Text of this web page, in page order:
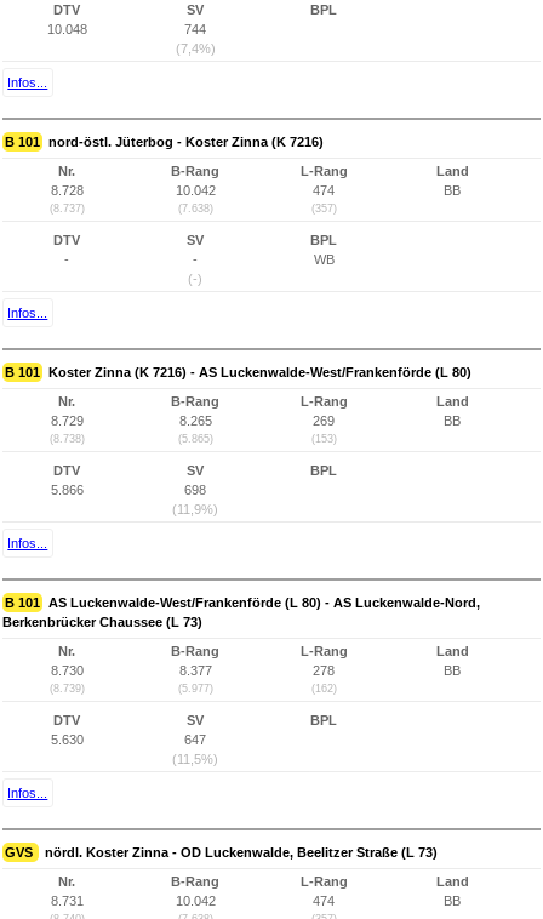
DTV
10.048
SV
744
(7,4%)
BPL
Infos...
B 101 nord-östl. Jüterbog - Koster Zinna (K 7216)
Nr.
8.728
(8.737)
B-Rang
10.042
(7.638)
L-Rang
474
(357)
Land
BB
DTV
-
SV
-
(-)
BPL
WB
Infos...
B 101 Koster Zinna (K 7216) - AS Luckenwalde-West/Frankenförde (L 80)
Nr.
8.729
(8.738)
B-Rang
8.265
(5.865)
L-Rang
269
(153)
Land
BB
DTV
5.866
SV
698
(11,9%)
BPL
Infos...
B 101 AS Luckenwalde-West/Frankenförde (L 80) - AS Luckenwalde-Nord,
Berkenbrücker Chaussee (L 73)
Nr.
8.730
(8.739)
B-Rang
8.377
(5.977)
L-Rang
278
(162)
Land
BB
DTV
5.630
SV
647
(11,5%)
BPL
Infos...
GVS nördl. Koster Zinna - OD Luckenwalde, Beelitzer Straße (L 73)
Nr.
8.731
B-Rang
10.042
L-Rang
474
Land
BB